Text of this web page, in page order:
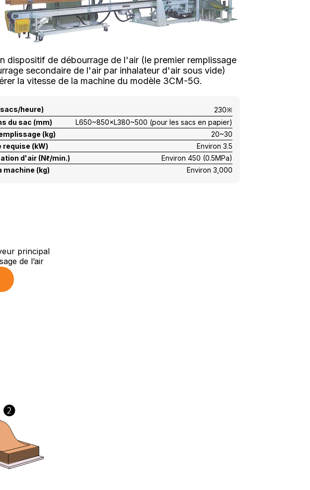
dispositif de débourrage de l'air (le premier remplissage
secondaire de l'air par inhalateur d'air sous vide)
la vitesse de la machine du modèle 3CM-5G.
heure)
230※
du sac (mm)
L650~850×L380~500 (pour les sacs en papier)
(kg)
20~30
requise (kW)
Environ 3.5
d'air (Nℓ/min.)
Environ 450 (0.5MPa)
machine (kg)
Environ 3,000
principal
de l’air